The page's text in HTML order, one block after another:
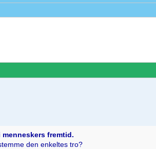
fremtid.
den enkeltes tro?